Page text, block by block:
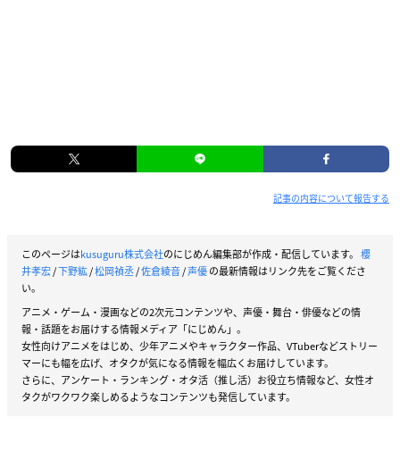
記事の内容について報告する
このページはkusuguru株式会社のにじめん編集部が作成・配信しています。 櫻
井孝宏/下野紘/松岡禎丞/佐倉綾音/声優の最新情報はリンク先をご覧くださ
い。
アニメ・ゲーム・漫画などの2次元コンテンツや、声優・舞台・俳優などの情
報・話題をお届けする情報メディア「にじめん」。
女性向けアニメをはじめ、少年アニメやキャラクター作品、VTuberなどストリー
マーにも幅を広げ、オタクが気になる情報を幅広くお届けしています。
さらに、アンケート・ランキング・オタ活（推し活）お役立ち情報など、女性オ
タクがワクワク楽しめるようなコンテンツも発信しています。